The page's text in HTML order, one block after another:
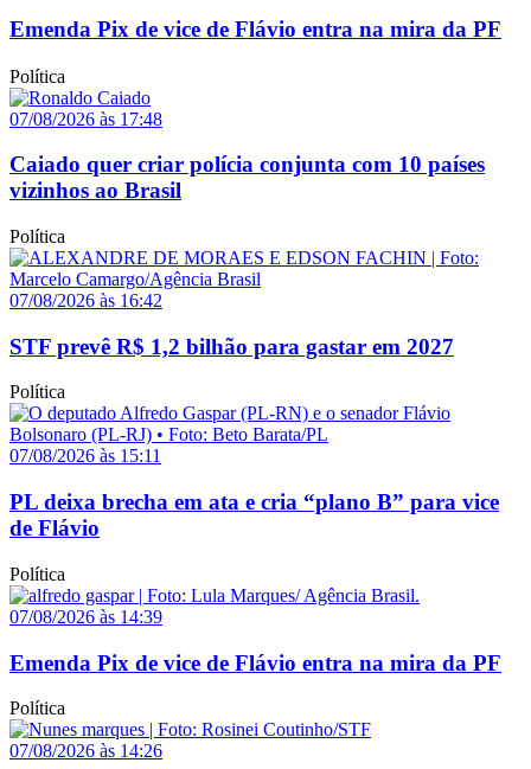
Emenda Pix de vice de Flávio entra na mira da PF
Política
07/08/2026 às 17:48
Caiado quer criar polícia conjunta com 10 países
vizinhos ao Brasil
Política
07/08/2026 às 16:42
STF prevê R$ 1,2 bilhão para gastar em 2027
Política
07/08/2026 às 15:11
PL deixa brecha em ata e cria “plano B” para vice
de Flávio
Política
07/08/2026 às 14:39
Emenda Pix de vice de Flávio entra na mira da PF
Política
07/08/2026 às 14:26